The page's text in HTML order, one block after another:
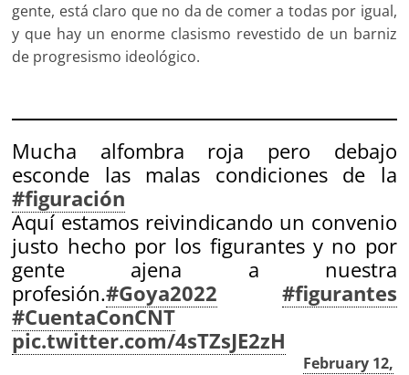
gente, está claro que no da de comer a todas por igual,
y que hay un enorme clasismo revestido de un barniz
de progresismo ideológico.
Mucha alfombra roja pero debajo
esconde las malas condiciones de la
#figuración
Aquí estamos reivindicando un convenio
justo hecho por los figurantes y no por
gente ajena a nuestra
profesión.#Goya2022
#figurantes
#CuentaConCNT
pic.twitter.com/4sTZsJE2zH
February 12,